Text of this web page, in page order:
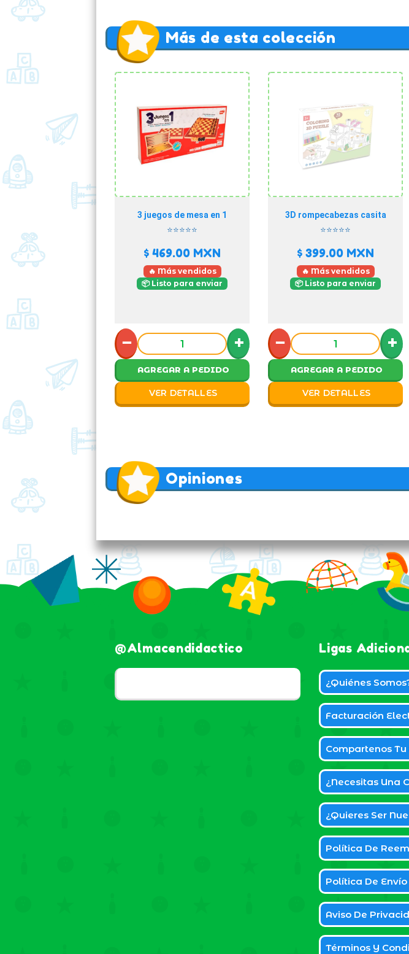
Más de esta colección
3 juegos de mesa en 1
⭐⭐⭐⭐⭐
$ 469.00 MXN
🔥 Más vendidos
📦 Listo para enviar
− +
AGREGAR A PEDIDO
VER DETALLES
3D rompecabezas casita
⭐⭐⭐⭐⭐
$ 399.00 MXN
🔥 Más vendidos
📦 Listo para enviar
− +
AGREGAR A PEDIDO
VER DETALLES
Opiniones
@almacendidactico Ligas
¿Quiénes
Facturación
Compartenos
¿Necesitas Una
¿Quieres Ser
Política De
Política De Envío
Aviso De
Términos Y